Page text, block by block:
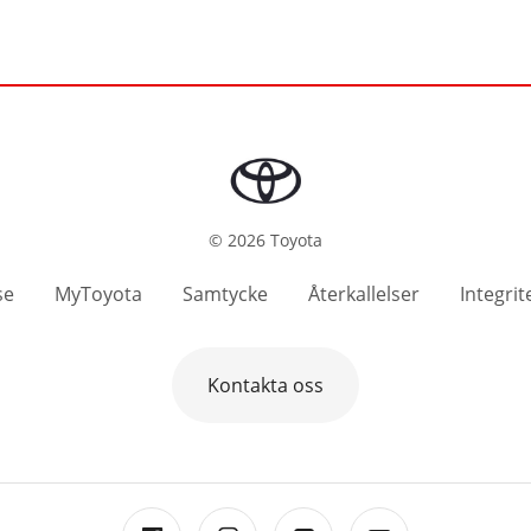
© 2026 Toyota
MyToyota Samtycke Återkallelser
Kontakta oss